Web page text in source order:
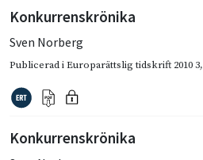
Konkurrenskrönika
Sven Norberg
Publicerad iEuroparättslig tidskrift 2010 3,
Konkurrenskrönika